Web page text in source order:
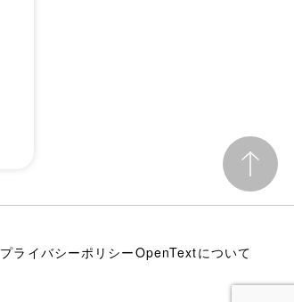
プライバシーポリシーOpenTextについて